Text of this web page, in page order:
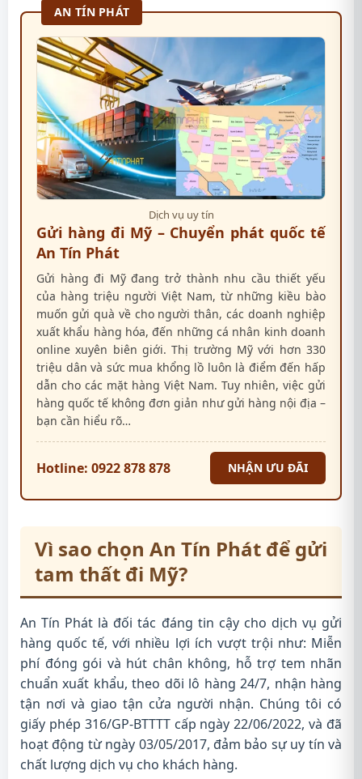
AN TÍN PHÁT
Dịch vụ uy tín
Gửi hàng đi Mỹ – Chuyển phát quốc tế
An Tín Phát
Gửi hàng đi Mỹ đang trở thành nhu cầu thiết yếu
của hàng triệu người Việt Nam, từ những kiều bào
muốn gửi quà về cho người thân, các doanh nghiệp
xuất khẩu hàng hóa, đến những cá nhân kinh doanh
online xuyên biên giới. Thị trường Mỹ với hơn 330
triệu dân và sức mua khổng lồ luôn là điểm đến hấp
dẫn cho các mặt hàng Việt Nam. Tuy nhiên, việc gửi
hàng quốc tế không đơn giản như gửi hàng nội địa –
bạn cần hiểu rõ…
Hotline: 0922 878 878 NHẬN ƯU ĐÃI
Vì sao chọn An Tín Phát để gửi
tam thất đi Mỹ?
An Tín Phát là đối tác đáng tin cậy cho dịch vụ gửi
hàng quốc tế, với nhiều lợi ích vượt trội như: Miễn
phí đóng gói và hút chân không, hỗ trợ tem nhãn
chuẩn xuất khẩu, theo dõi lô hàng 24/7, nhận hàng
tận nơi và giao tận cửa người nhận. Chúng tôi có
giấy phép 316/GP-BTTTT cấp ngày 22/06/2022, và đã
hoạt động từ ngày 03/05/2017, đảm bảo sự uy tín và
chất lượng dịch vụ cho khách hàng.